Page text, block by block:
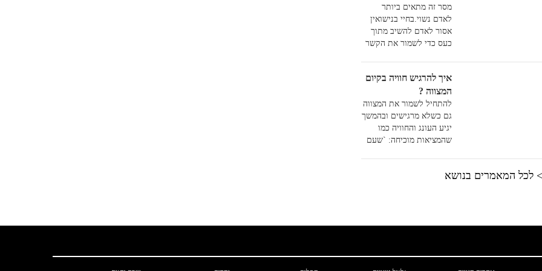
המוות.
מסר זה מתאים ביותר
לאדם נשוי.בחיי בנישואין
אסור לאדם להשיב מתוך
כעס כדי לשמור את הקשר
איך להרגיש חוויה בקיום
המצווה ?
להתחיל לשמור את המצווה
גם כשלא מרגישים ובהמשך
יגיע העונג והחוויה כמו
שהמציאות מוכיחה: `שעם
נכונים ברוחניות. כולם> לכל המאמרים בנושא